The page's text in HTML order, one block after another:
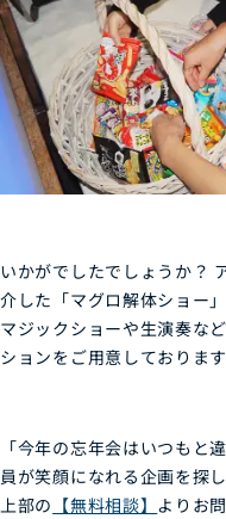
いかがでしたでしょうか？
介した「マグロ解体ショー
マジックショーや生演奏な
ションをご用意しております
「今年の忘年会はいつもと
員が笑顔になれる企画を探し
上部の 【無料相談】 よりお